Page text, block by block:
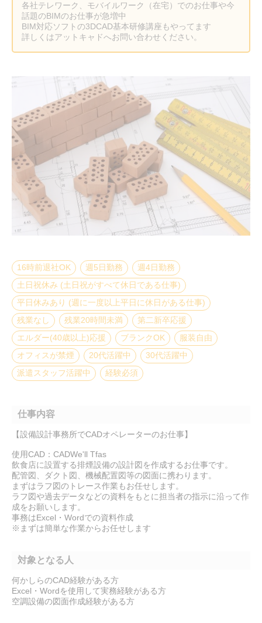
各社テレワーク、モバイルワーク（在宅）でのお仕事や今
話題のBIMのお仕事が急増中
BIM対応ソフトの3DCAD基本研修講座もやってます
詳しくはアットキャドへお問い合わせください。
16時前退社OK 週5日勤務
週4日勤務
土日祝休み (土日祝がすべて休日である仕事)
平日休みあり (週に一度以上平日に休日がある仕事)
残業なし
残業20時間未満
第二新卒応援
エルダー(40歳以上)応援
ブランクOK
服装自由
オフィスが禁煙
20代活躍中
30代活躍中
派遣スタッフ活躍中
経験必須
仕事内容
【設備設計事務所でCADオペレーターのお仕事】
使用CAD：CADWe'll Tfas
飲食店に設置する排煙設備の設計図を作成するお仕事です。
配管図、ダクト図、機械配置図等の図面に携わります。
まずはラフ図のトレース作業もお任せします。
ラフ図や過去データなどの資料をもとに担当者の指示に沿って作
成をお願いします。
事務はExcel・Wordでの資料作成
※まずは簡単な作業からお任せします
対象となる人
何かしらのCAD経験がある方
Excel・Wordを使用して実務経験がある方
空調設備の図面作成経験がある方